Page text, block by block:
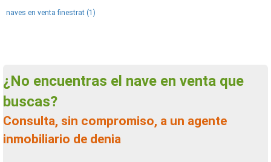
naves en venta finestrat (1)
¿No encuentras el nave en venta que
buscas?
Consulta, sin compromiso, a un agente
inmobiliario de denia